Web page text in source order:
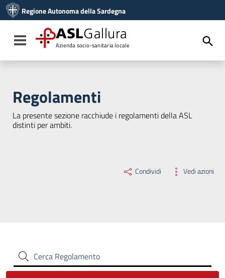
Vai al menu di navigazione
Vai al footer
Regione Autonoma della Sardegna
Toggle navigation
ASLGallura
Azienda socio-sanitaria locale
Regolamenti
La presente sezione racchiude i regolamenti della ASL
distinti per ambiti.
Condividi Vedi azioni
Cerca Regolamento